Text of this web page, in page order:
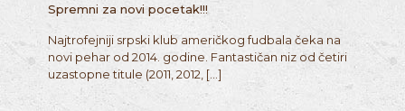
Spremni za novi pocetak!!!
Najtrofejniji srpski klub američkog fudbala čeka na
novi pehar od 2014. godine. Fantastičan niz od četiri
uzastopne titule (2011, 2012, […]